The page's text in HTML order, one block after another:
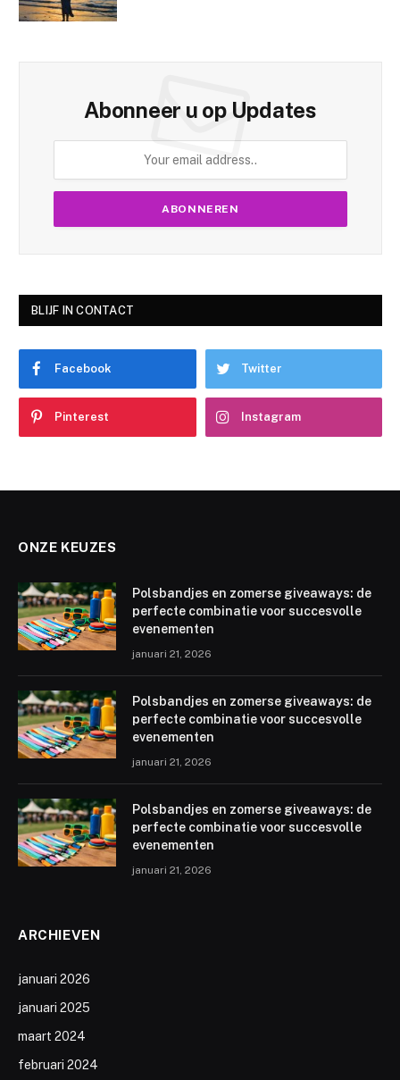
Abonneer u op Updates
BLIJF IN CONTACT
Facebook Twitter
Pinterest Instagram
ONZE KEUZES
Polsbandjes en zomerse giveaways: de
perfecte combinatie voor succesvolle
evenementen
januari 21, 2026
Polsbandjes en zomerse giveaways: de
perfecte combinatie voor succesvolle
evenementen
januari 21, 2026
Polsbandjes en zomerse giveaways: de
perfecte combinatie voor succesvolle
evenementen
januari 21, 2026
ARCHIEVEN
januari 2026
januari 2025
maart 2024
februari 2024